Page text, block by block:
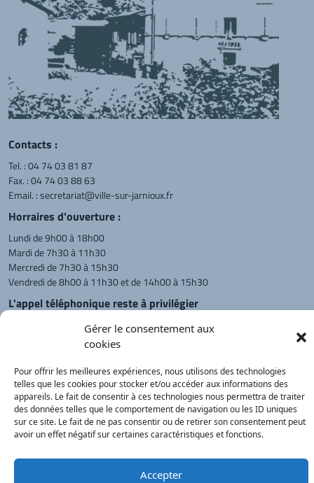
Gérer le consentement aux
cookies
Pour offrir les meilleures expériences, nous utilisons des technologies
telles que les cookies pour stocker et/ou accéder aux informations des
appareils. Le fait de consentir à ces technologies nous permettra de traiter
des données telles que le comportement de navigation ou les ID uniques
sur ce site. Le fait de ne pas consentir ou de retirer son consentement peut
avoir un effet négatif sur certaines caractéristiques et fonctions.
Accepter
Contacts :
Tel. :04 74 03 81 87
Fax. : 04 74 03 88 63
Email. :secretariat@ville-sur-jarnioux.fr
Horraires d'ouverture :
Lundi de 9h00 à 18h00
Mardi de 7h30 à 11h30
Mercredi de 7h30 à 15h30
Vendredi de 8h00 à 11h30 et de 14h00 à 15h30
L'appel téléphonique reste à privilégier
Monsieur le Maire et les adjoints
reçoivent sur rendez-vous.
Retour à l'accueil Actualités PanneauPocket Recherche
Démarches
Contacts
Mentions
Plan du site